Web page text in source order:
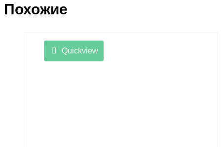
Похожие
Quickview